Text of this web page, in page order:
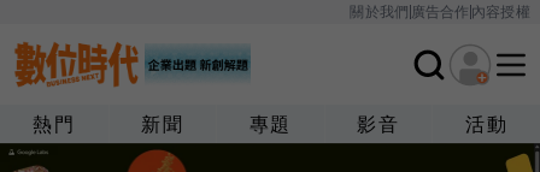
關於我們廣告合作內容授權
熱門 新聞 專題 影音 活動